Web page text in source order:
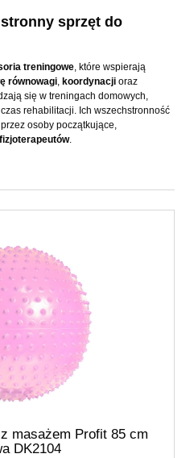
sprzęt do
treningowe, które wspierają
równowagi, koordynacji oraz
się w treningach domowych,
rehabilitacji. Ich wszechstronność
osoby początkujące,
fizjoterapeutów.
masażem Profit 85 cm
DK2104